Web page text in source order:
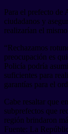
Para el prefecto de
ciudadanos y
realizarían el
“Rechazamos
preocupación es
Policía podría
suficientes para
garantías para el
Cabe resaltar que
subprefectos que
región brindaron
Fuente: La